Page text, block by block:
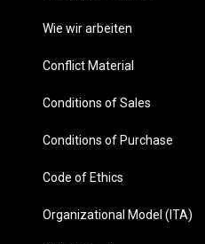
Wie wir arbeiten
Conflict Material
Conditions of Sales
Conditions of Purchase
Code of Ethics
Organizational Model (ITA)